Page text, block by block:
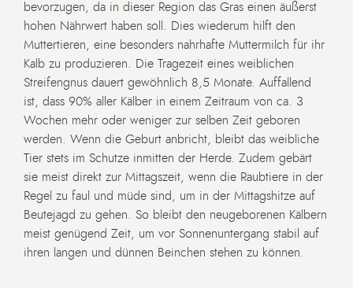
bevorzugen, da in dieser Region das Gras einen äußerst
hohen Nährwert haben soll. Dies wiederum hilft den
Muttertieren, eine besonders nahrhafte Muttermilch für ihr
Kalb zu produzieren. Die Tragezeit eines weiblichen
Streifengnus dauert gewöhnlich 8,5 Monate. Auffallend
ist, dass 90% aller Kälber in einem Zeitraum von ca. 3
Wochen mehr oder weniger zur selben Zeit geboren
werden. Wenn die Geburt anbricht, bleibt das weibliche
Tier stets im Schutze inmitten der Herde. Zudem gebärt
sie meist direkt zur Mittagszeit, wenn die Raubtiere in der
Regel zu faul und müde sind, um in der Mittagshitze auf
Beutejagd zu gehen. So bleibt den neugeborenen Kälbern
meist genügend Zeit, um vor Sonnenuntergang stabil auf
ihren langen und dünnen Beinchen stehen zu können.